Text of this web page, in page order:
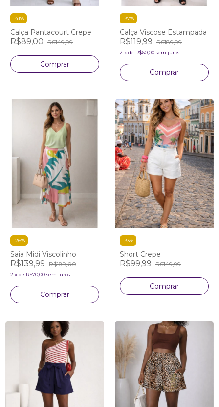
-41%
Calça Pantacourt Crepe
R$89,00 R$149,99
Comprar
-37%
Calça Viscose Estampada
R$119,99 R$189,99
2 x de R$60,00 sem juros
Comprar
-26%
Saia Midi Viscolinho
R$139,99 R$189,00
2 x de R$70,00 sem juros
Comprar
-33%
Short Crepe
R$99,99 R$149,99
Comprar